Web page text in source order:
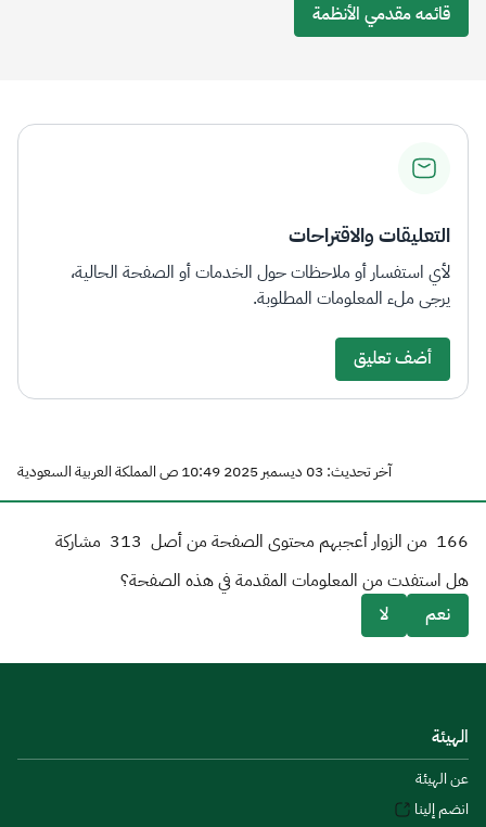
قائمه مقدمي الأنظمة
التعليقات والاقتراحات
لأي استفسار أو ملاحظات حول الخدمات أو الصفحة الحالية،
يرجى ملء المعلومات المطلوبة.
أضف تعليق
آخر تحديث: 03 ديسمبر 2025 10:49 ص المملكة العربية السعودية
166 من الزوار أعجبهم محتوى الصفحة من أصل 313 مشاركة
هل استفدت من المعلومات المقدمة في هذه الصفحة؟
نعم
لا
الهيئة
عن الهيئة
انضم إلينا